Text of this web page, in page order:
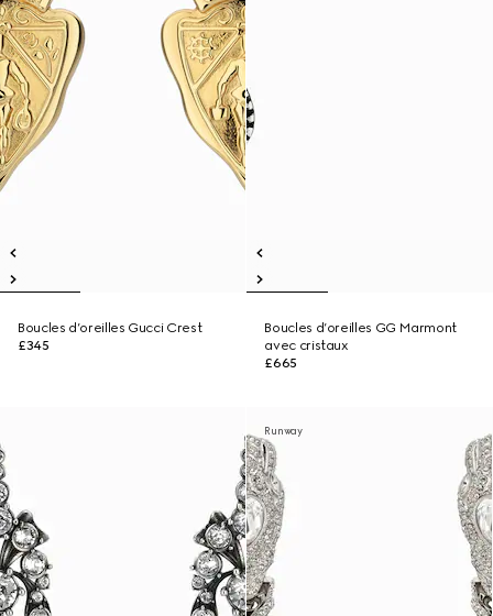
Boucles d’oreilles Gucci Crest
£345
Boucles d’oreilles GG Marmont
avec cristaux
£665
Runway